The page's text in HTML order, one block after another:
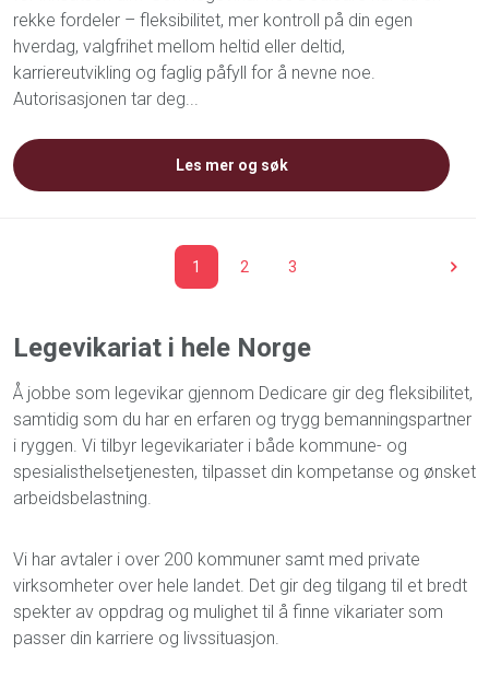
rekke fordeler – fleksibilitet, mer kontroll på din egen
hverdag, valgfrihet mellom heltid eller deltid,
karriereutvikling og faglig påfyll for å nevne noe.
Autorisasjonen tar deg...
Les mer og søk
1 2 3
Legevikariat i hele Norge
Å jobbe som legevikar gjennom Dedicare gir deg fleksibilitet,
samtidig som du har en erfaren og trygg bemanningspartner
i ryggen. Vi tilbyr legevikariater i både kommune- og
spesialisthelsetjenesten, tilpasset din kompetanse og ønsket
arbeidsbelastning.
Vi har avtaler i over 200 kommuner samt med private
virksomheter over hele landet. Det gir deg tilgang til et bredt
spekter av oppdrag og mulighet til å finne vikariater som
passer din karriere og livssituasjon.